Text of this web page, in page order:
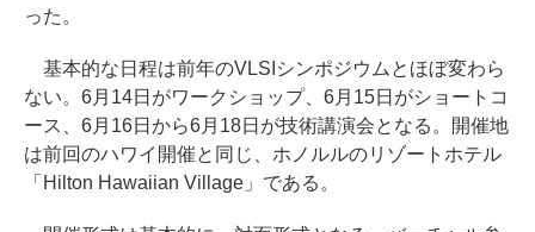
った。
基本的な日程は前年のVLSIシンポジウムとほぼ変わら
ない。6月14日がワークショップ、6月15日がショートコ
ース、6月16日から6月18日が技術講演会となる。開催地
は前回のハワイ開催と同じ、ホノルルのリゾートホテル
「Hilton Hawaiian Village」である。